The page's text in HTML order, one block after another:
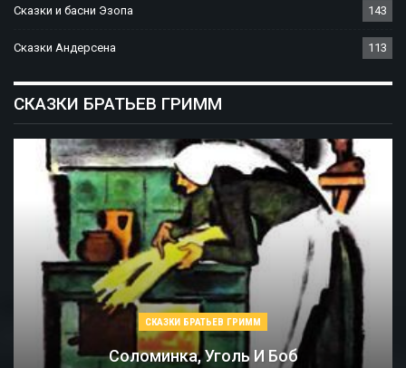
Сказки и басни Эзопа 143
Сказки Андерсена 113
СКАЗКИ БРАТЬЕВ ГРИММ
СКАЗКИ БРАТЬЕВ ГРИММ
Соломинка, Уголь И Боб